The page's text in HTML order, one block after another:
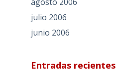
julio 2006
junio 2006
Entradas recientes